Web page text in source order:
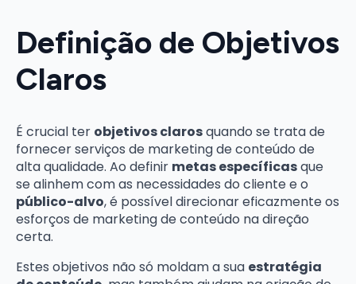
Definição de Objetivos
Claros
É crucial ter objetivos clarosquando se trata de
fornecer serviços de marketing de conteúdo de
alta qualidade. Ao definir metas específicasque
se alinhem com as necessidades do cliente e o
público-alvo, é possível direcionar eficazmente os
esforços de marketing de conteúdo na direção
certa.
Estes objetivos não só moldam a sua estratégia